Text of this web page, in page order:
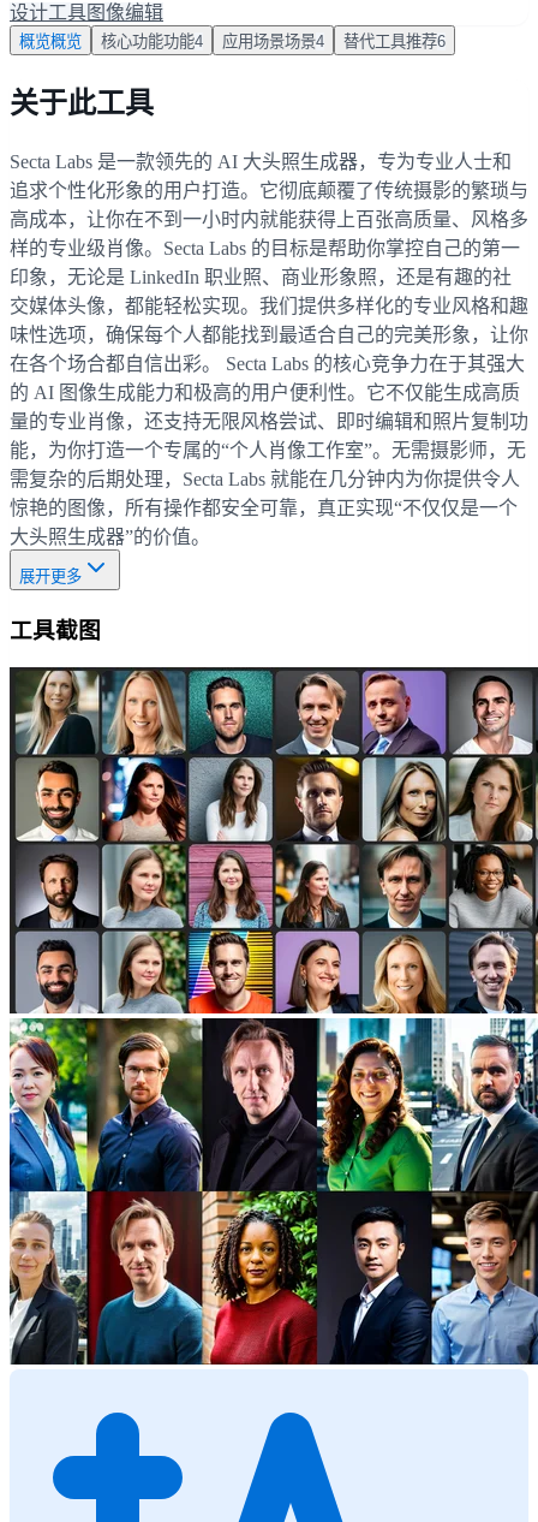
设计工具图像编辑
概览概览 核心功能功能4 应用场景场景4 替代工具推荐6
关于此工具
Secta Labs 是一款领先的 AI 大头照生成器，专为专业人士和
追求个性化形象的用户打造。它彻底颠覆了传统摄影的繁琐与
高成本，让你在不到一小时内就能获得上百张高质量、风格多
样的专业级肖像。Secta Labs 的目标是帮助你掌控自己的第一
印象，无论是 LinkedIn 职业照、商业形象照，还是有趣的社
交媒体头像，都能轻松实现。我们提供多样化的专业风格和趣
味性选项，确保每个人都能找到最适合自己的完美形象，让你
在各个场合都自信出彩。 Secta Labs 的核心竞争力在于其强大
的 AI 图像生成能力和极高的用户便利性。它不仅能生成高质
量的专业肖像，还支持无限风格尝试、即时编辑和照片复制功
能，为你打造一个专属的“个人肖像工作室”。无需摄影师，无
需复杂的后期处理，Secta Labs 就能在几分钟内为你提供令人
惊艳的图像，所有操作都安全可靠，真正实现“不仅仅是一个
大头照生成器”的价值。
展开更多
工具截图